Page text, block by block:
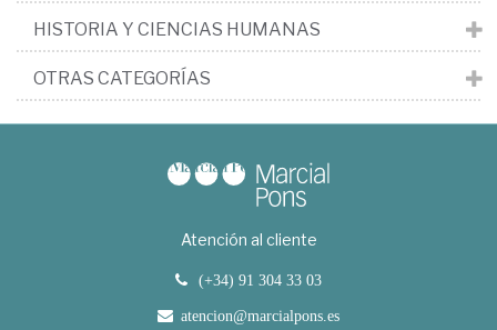
HISTORIA Y CIENCIAS HUMANAS
OTRAS CATEGORÍAS
Atención al cliente
(+34) 91 304 33 03
atencion@marcialpons.es